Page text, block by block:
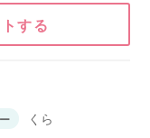
する
くら